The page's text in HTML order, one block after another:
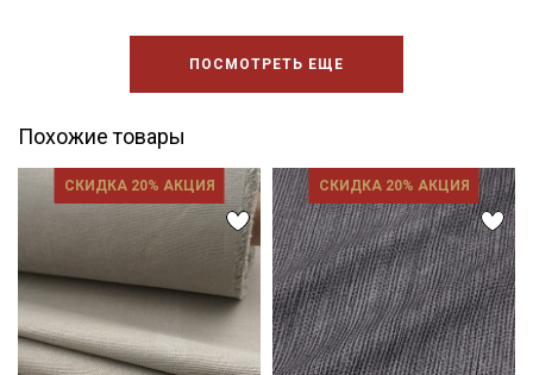
ПОСМОТРЕТЬ ЕЩЕ
Похожие товары
СКИДКА 20% АКЦИЯ СКИДКА 20% АКЦИЯ